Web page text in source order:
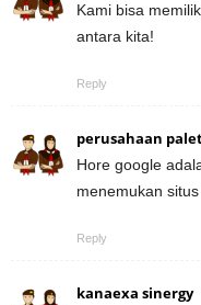
Kami bisa
antara kita!
Reply
perusahaan
Hore google
menemukan
Reply
kanaexa sinergy